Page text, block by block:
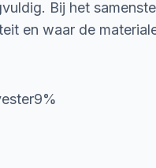
Bij het
en waar de